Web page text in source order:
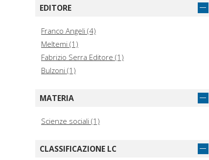
EDITORE
Franco Angeli (4)
Meltemi (1)
Fabrizio Serra Editore (1)
Bulzoni (1)
MATERIA
Scienze sociali (1)
CLASSIFICAZIONE LC